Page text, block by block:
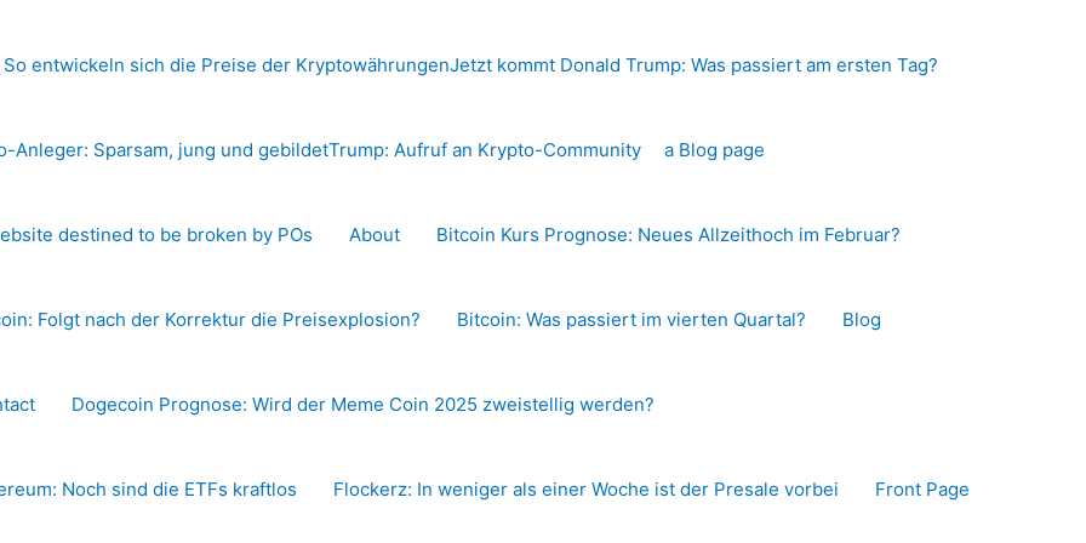
So entwickeln sich die Preise der KryptowährungenJetzt kommt Donald Trump: Was passiert am ersten Tag?
Anleger: Sparsam, jung und gebildetTrump: Aufruf an Krypto-Community a Blog page
destined to be broken by POs About Bitcoin Kurs Prognose: Neues Allzeithoch im Februar?
Folgt nach der Korrektur die Preisexplosion? Bitcoin: Was passiert im vierten Quartal? Blog
Dogecoin Prognose: Wird der Meme Coin 2025 zweistellig werden?
Noch sind die ETFs kraftlos Flockerz: In weniger als einer Woche ist der Presale vorbei Front Page